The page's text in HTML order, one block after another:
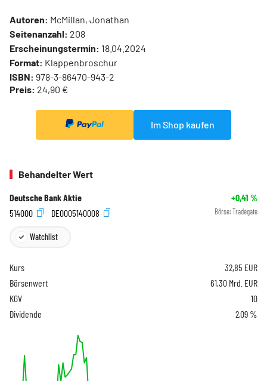
Autoren: McMillan, Jonathan
Seitenanzahl: 208
Erscheinungstermin: 18.04.2024
Format: Klappenbroschur
ISBN: 978-3-86470-943-2
Preis: 24,90 €
Im Shop kaufen
Behandelter Wert
Deutsche Bank Aktie +0,41 %
514000
DE0005140008 Börse: Tradegate
Watchlist
Kurs 32,85 EUR
Börsenwert
61,30 Mrd. EUR
KGV
10
Dividende
2,09 %